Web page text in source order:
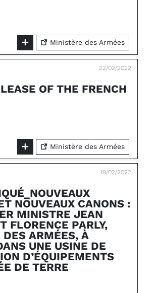
Ministère des Armées
22/02/2022
OF THE FRENCH
Ministère des Armées
19/02/2022
NOUVEAUX CANONS :
MINISTRE JEAN
FLORENCE PARLY,
ARMÉES, À
UNE USINE DE
D’ÉQUIPEMENTS
DE TERRE